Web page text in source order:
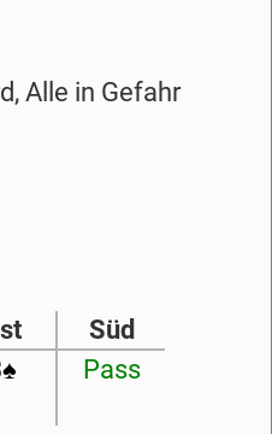
Alle in Gefahr
Süd
♠
Pass